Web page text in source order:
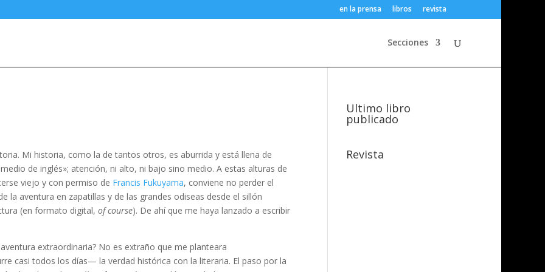
en la prensa libros revista
Secciones
Mi historia, como la de tantos otros, es aburrida y está llena de
de inglés»; atención, ni alto, ni bajo sino medio. A estas alturas de
viejo y con permiso de Francis Fukuyama, conviene no perder el
la aventura en zapatillas y de las grandes odiseas desde el sillón
(en formato digital, of course). De ahí que me haya lanzado a escribir
extraordinaria? No es extraño que me planteara
casi todos los días— la verdad histórica con la literaria. El paso por la
Ultimo libro
publicado
Revista